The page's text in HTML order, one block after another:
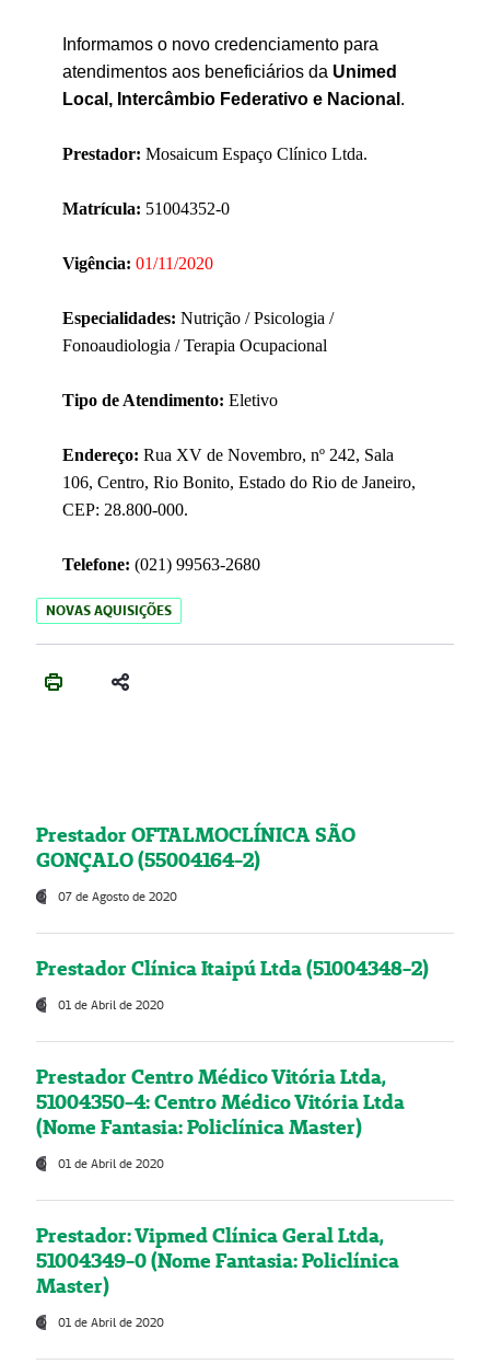
Informamos o novo credenciamento para
atendimentos aos beneficiários da Unimed
Local, Intercâmbio Federativo e Nacional .
Prestador: Mosaicum Espaço Clínico Ltda.
Matrícula: 51004352-0
Vigência: 01/11/2020
Especialidades: Nutrição / Psicologia /
Fonoaudiologia / Terapia Ocupacional
Tipo de Atendimento: Eletivo
Endereço: Rua XV de Novembro, nº 242, Sala
106, Centro, Rio Bonito, Estado do Rio de Janeiro,
CEP: 28.800-000.
Telefone: (021) 99563-2680
NOVAS AQUISIÇÕES
Prestador OFTALMOCLÍNICA SÃO
GONÇALO (55004164-2)
07 de Agosto de 2020
Prestador Clínica Itaipú Ltda (51004348-2)
01 de Abril de 2020
Prestador Centro Médico Vitória Ltda,
51004350-4: Centro Médico Vitória Ltda
(Nome Fantasia: Policlínica Master)
01 de Abril de 2020
Prestador: Vipmed Clínica Geral Ltda,
51004349-0 (Nome Fantasia: Policlínica
Master)
01 de Abril de 2020